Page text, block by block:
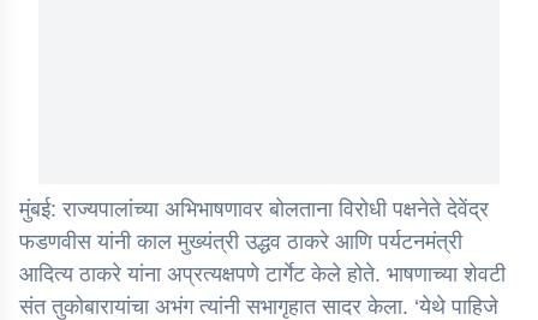
मुंबई: राज्यपालांच्या अभिभाषणावर बोलताना विरोधी पक्षनेते देवेंद्र
फडणवीस यांनी काल मुख्यंत्री उद्धव ठाकरे आणि पर्यटनमंत्री
आदित्य ठाकरे यांना अप्रत्यक्षपणे टार्गेट केले होते. भाषणाच्या शेवटी
संत तुकोबारायांचा अभंग त्यांनी सभागृहात सादर केला. ‘येथे पाहिजे